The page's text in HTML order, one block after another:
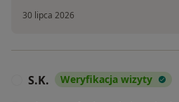
30 lipca 2026
S.K. Weryfikacja wizyty